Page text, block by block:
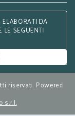
ELABORATI DA
LE SEGUENTI
riservati. Powered
s.r.l.